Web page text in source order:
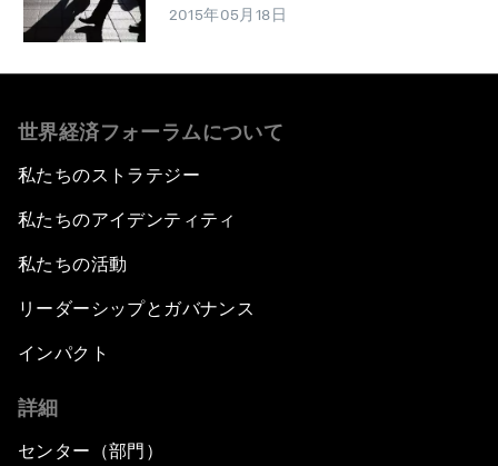
2015年05月18日
世界経済フォーラムについて
私たちのストラテジー
私たちのアイデンティティ
私たちの活動
リーダーシップとガバナンス
インパクト
詳細
センター（部門）